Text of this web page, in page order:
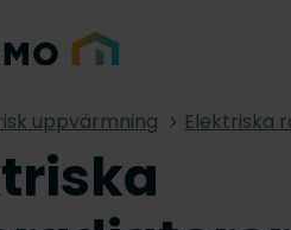
uppvärmning Elektriska